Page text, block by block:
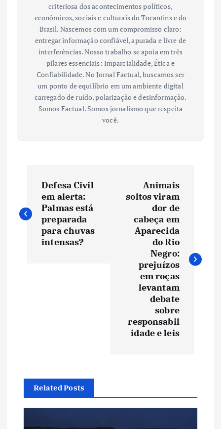
criteriosa dos acontecimentos políticos,
econômicos, sociais e culturais do Tocantins e do
Brasil. Nascemos com um compromisso claro:
entregar informação confiável, apurada e livre de
interferências. Nosso trabalho se apoia em três
pilares essenciais: Imparcialidade, Ética e
Confiabilidade. No Jornal Factual, buscamos ser
um ponto de equilíbrio em um ambiente digital
carregado de ruído, polarização e desinformação.
Somos Factual. Somos jornalismo que respeita
você.
a
v
d
Defesa Civil
em alerta:
Palmas está
preparada
para chuvas
intensas?
Animais
soltos viram
dor de
cabeça em
Aparecida
do Rio
Negro:
prejuízos
em roças
levantam
debate
sobre
responsabil
idade e leis
Related Posts